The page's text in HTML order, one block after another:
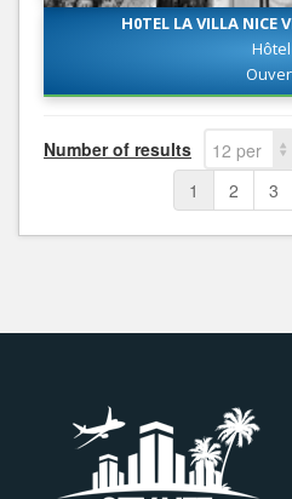
H0TEL LA VILLA NICE
Hôtel
Number of results
12 per
page
1 2 3